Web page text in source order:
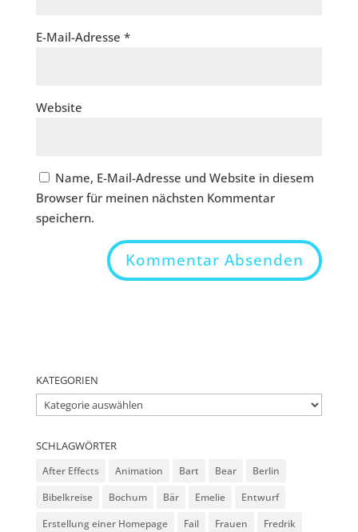
E-Mail-Adresse *
Website
Name, E-Mail-Adresse und Website in diesem
Browser für meinen nächsten Kommentar
speichern.
KATEGORIEN
Kategorien
SCHLAGWÖRTER
After Effects Animation Bart Bear
Berlin
Bibelkreise
Bochum Bär Emelie
Entwurf
Erstellung einer Homepage
Fail Frauen
Fredrik